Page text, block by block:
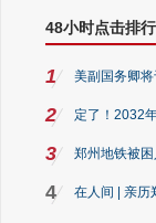
48小时点击排行
1 美副国务卿
2 定了！2032
3 郑州地铁被
4 在人间 | 亲历